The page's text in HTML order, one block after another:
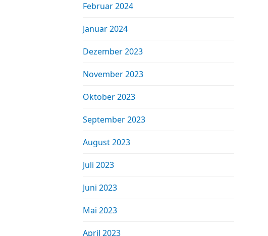
Februar 2024
Januar 2024
Dezember 2023
November 2023
Oktober 2023
September 2023
August 2023
Juli 2023
Juni 2023
Mai 2023
April 2023